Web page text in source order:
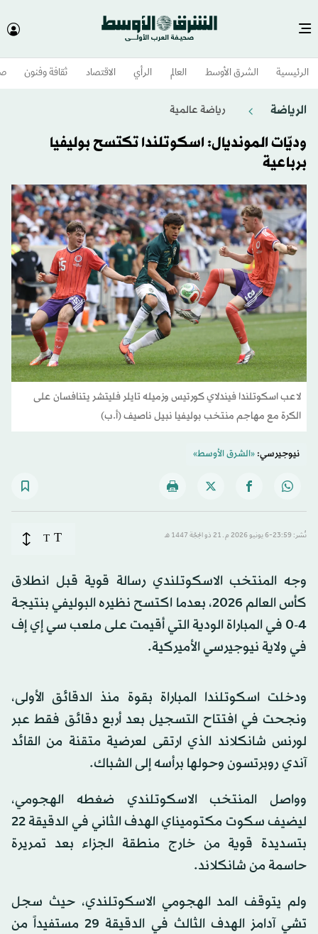
الرئيسية الشرق الأوسط​ العالم الرأي الاقتصاد ثقافة وفنون
الرياضة رياضة عالمية
وديّات المونديال: اسكوتلندا تكتسح بوليفيا
برباعية
لاعب اسكوتلندا فيندلاي كورتيس وزميله تايلر فليتشر يتنافسان على
الكرة مع مهاجم منتخب بوليفيا نبيل ناصيف (أ.ب)
نيوجيرسي:«الشرق الأوسط»
نُشر: 23:59-6 يونيو 2026 م ـ 21 ذو الحِجّة 1447 هـ T
T
وجه المنتخب الاسكوتلندي رسالة قوية قبل انطلاق
كأس العالم 2026، بعدما اكتسح نظيره البوليفي بنتيجة
4-0 في المباراة الودية التي أقيمت على ملعب سي إي إف
في ولاية نيوجيرسي الأميركية.
ودخلت اسكوتلندا المباراة بقوة منذ الدقائق الأولى،
ونجحت في افتتاح التسجيل بعد أربع دقائق فقط عبر
لورنس شانكلاند الذي ارتقى لعرضية متقنة من القائد
آندي روبرتسون وحولها برأسه إلى الشباك.
وواصل المنتخب الاسكوتلندي ضغطه الهجومي،
ليضيف سكوت مكتوميناي الهدف الثاني في الدقيقة 22
بتسديدة قوية من خارج منطقة الجزاء بعد تمريرة
حاسمة من شانكلاند.
ولم يتوقف المد الهجومي الاسكوتلندي، حيث سجل
تشي آدامز الهدف الثالث في الدقيقة 29 مستفيداً من